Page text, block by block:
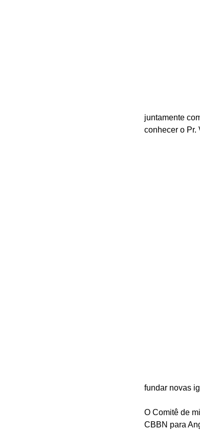
juntamente
conhecer o Pr.
fundar novas
O Comitê de
CBBN para